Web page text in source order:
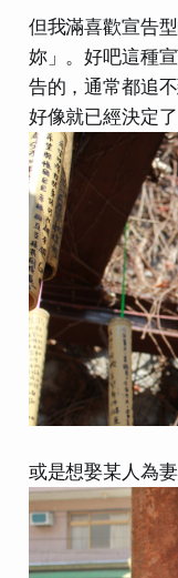
但我滿喜歡宣告
妳」。好吧這種
告的，通常都追
好像就已經決定了
或是想娶某人為